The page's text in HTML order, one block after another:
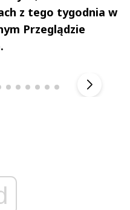
z tego tygodnia w
Przeglądzie